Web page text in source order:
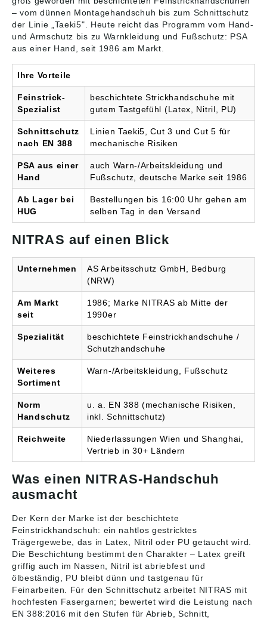
– vom dünnen Montagehandschuh bis zum Schnittschutz
der Linie „Taeki5". Heute reicht das Programm vom Hand-
und Armschutz bis zu Warnkleidung und Fußschutz: PSA
aus einer Hand, seit 1986 am Markt.
Ihre Vorteile
Feinstrick-
Spezialist
beschichtete Strickhandschuhe mit
gutem Tastgefühl (Latex, Nitril, PU)
Schnittschutz
nach EN 388
Linien Taeki5, Cut 3 und Cut 5 für
mechanische Risiken
PSA aus einer
Hand
auch Warn-/Arbeitskleidung und
Fußschutz, deutsche Marke seit 1986
Ab Lager bei
HUG
Bestellungen bis 16:00 Uhr gehen am
selben Tag in den Versand
NITRAS auf einen Blick
Unternehmen
AS Arbeitsschutz GmbH, Bedburg
(NRW)
Am Markt
seit
1986; Marke NITRAS ab Mitte der
1990er
Spezialität
beschichtete Feinstrickhandschuhe /
Schutzhandschuhe
Weiteres
Sortiment
Warn-/Arbeitskleidung, Fußschutz
Norm
Handschutz
u. a. EN 388 (mechanische Risiken,
inkl. Schnittschutz)
Reichweite
Niederlassungen Wien und Shanghai,
Vertrieb in 30+ Ländern
Was einen NITRAS-Handschuh
ausmacht
Der Kern der Marke ist der beschichtete
Feinstrickhandschuh: ein nahtlos gestricktes
Trägergewebe, das in Latex, Nitril oder PU getaucht wird.
Die Beschichtung bestimmt den Charakter – Latex greift
griffig auch im Nassen, Nitril ist abriebfest und
ölbeständig, PU bleibt dünn und tastgenau für
Feinarbeiten. Für den Schnittschutz arbeitet NITRAS mit
hochfesten Fasergarnen; bewertet wird die Leistung nach
EN 388:2016 mit den Stufen für Abrieb, Schnitt,